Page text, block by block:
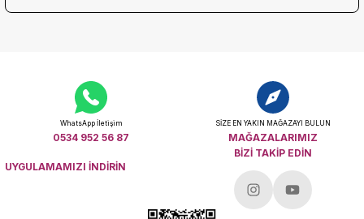
WhatsApp İletişim
0534 952 56 87
SİZE EN YAKIN MAĞAZAYI BULUN
MAĞAZALARIMIZ
UYGULAMAMIZI İNDİRİN
BİZİ TAKİP EDİN